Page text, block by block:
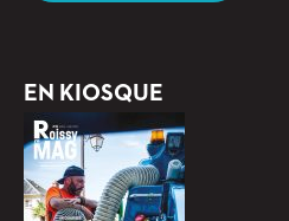
EN KIOSQUE